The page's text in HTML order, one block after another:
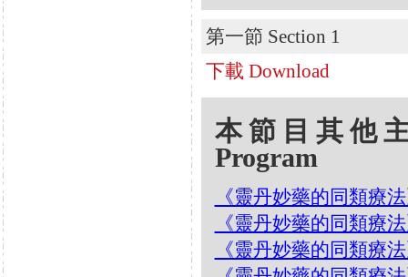
第一節 Section 1
下載 Download
本節目其他
Program
《靈丹妙藥的同類療
《靈丹妙藥的同類療
《靈丹妙藥的同類療